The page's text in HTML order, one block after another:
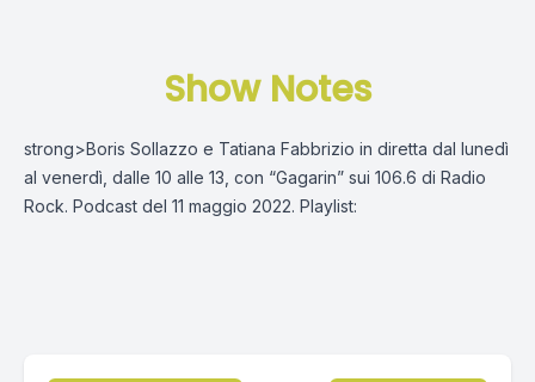
Show Notes
strong>Boris Sollazzo e Tatiana Fabbrizio in diretta dal lunedì
al venerdì, dalle 10 alle 13, con “Gagarin” sui 106.6 di Radio
Rock. Podcast del 11 maggio 2022. Playlist: